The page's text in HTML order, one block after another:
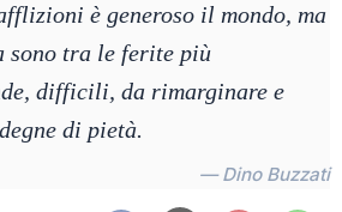
è generoso il mondo, ma
sono tra le ferite più
difficili, da rimarginare e
di pietà.
— Dino Buzzati